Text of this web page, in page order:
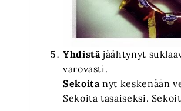
Yhdistä jäähtynyt
varovasti.
Sekoita nyt keskenään
Sekoita tasaiseksi.